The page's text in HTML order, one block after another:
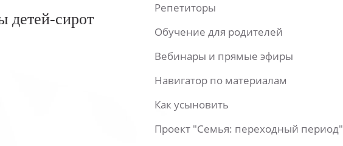
детей-сирот
Репетиторы
Обучение для родителей
Вебинары и прямые эфиры
Навигатор по материалам
Как усыновить
Проект "Семья: переходный период"